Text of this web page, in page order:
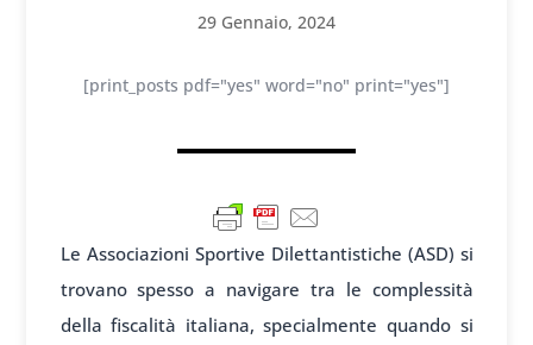
29 Gennaio, 2024
[print_posts pdf="yes" word="no" print="yes"]
Le Associazioni Sportive Dilettantistiche (ASD) si
trovano spesso a navigare tra le complessità
della fiscalità italiana, specialmente quando si